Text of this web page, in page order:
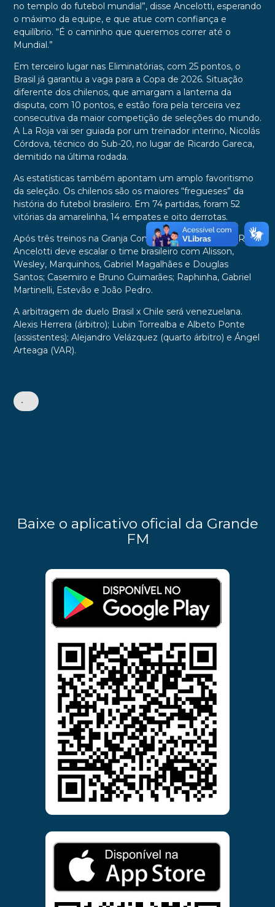
no templo do futebol mundial”, disse Ancelotti, esperando
o máximo da equipe, e que atue com confiança e
equilíbrio. “É o caminho que queremos correr até o
Mundial.”
Em terceiro lugar nas Eliminatórias, com 25 pontos, o
Brasil já garantiu a vaga para a Copa de 2026. Situação
diferente dos chilenos, que amargam a lanterna da
disputa, com 10 pontos, e estão fora pela terceira vez
consecutiva da maior competição de seleções do mundo.
A La Roja vai ser guiada por um treinador interino, Nicolás
Córdova, técnico do Sub-20, no lugar de Ricardo Gareca,
demitido na última rodada.
As estatísticas também apontam um amplo favoritismo
da seleção. Os chilenos são os maiores “fregueses” da
história do futebol brasileiro. Em 74 partidas, foram 52
vitórias da amarelinha, 14 empates e oito derrotas.
Após três treinos na Granja Comary, em Teresópolis (RJ),
Ancelotti deve escalar o time brasileiro com Alisson,
Wesley, Marquinhos, Gabriel Magalhães e Douglas
Santos; Casemiro e Bruno Guimarães; Raphinha, Gabriel
Martinelli, Estevão e João Pedro.
A arbitragem de duelo Brasil x Chile será venezuelana.
Alexis Herrera (árbitro); Lubin Torrealba e Albeto Ponte
(assistentes); Alejandro Velázquez (quarto árbitro) e Ángel
Arteaga (VAR).
•
Baixe o aplicativo oficial da Grande
FM